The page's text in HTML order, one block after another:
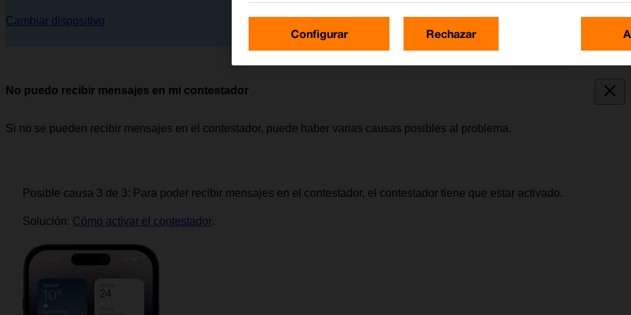
Cambiar dispositivo
No puedo recibir mensajes en mi contestador
Si no se pueden recibir mensajes en el contestador, puede haber varias causas posibles al problema.
Posible causa 3 de 3: Para poder recibir mensajes en el contestador, el contestador tiene que estar activado.
Solución: Cómo activar el contestador.
Configurar Rechazar